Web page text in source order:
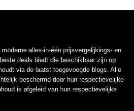
alles-in-één prijsvergelijkings- en
deals biedt die beschikbaar zijn op
via de laatst toegevoegde blogs. Alle
beschermd door hun respectievelijke
is afgeleid van hun respectievelijke